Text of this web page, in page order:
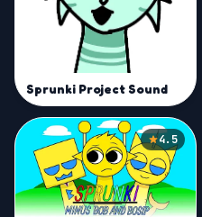
Sprunki Project Sound
4.5